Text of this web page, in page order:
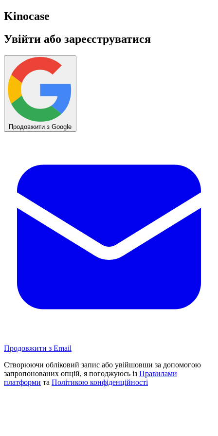
Kinocase
Увійти або зареєструватися
Продовжити з Google
Продовжити з Email
Створюючи обліковий запис або увійшовши за допомогою
запропонованих опцій, я погоджуюсь із Правилами
платформи та Політикою конфіденційності